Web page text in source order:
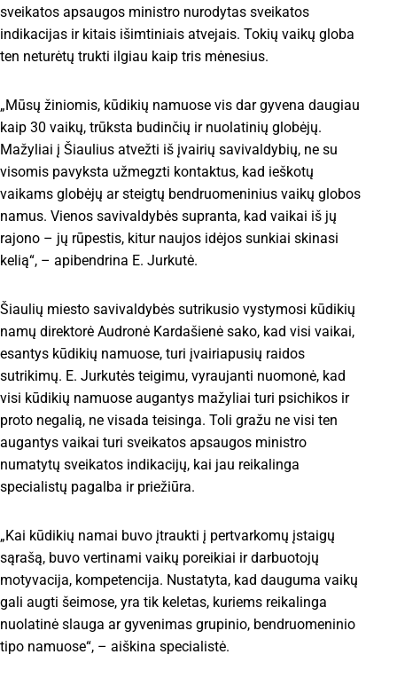
sveikatos apsaugos ministro nurodytas sveikatos
indikacijas ir kitais išimtiniais atvejais. Tokių vaikų globa
ten neturėtų trukti ilgiau kaip tris mėnesius.
„Mūsų žiniomis, kūdikių namuose vis dar gyvena daugiau
kaip 30 vaikų, trūksta budinčių ir nuolatinių globėjų.
Mažyliai į Šiaulius atvežti iš įvairių savivaldybių, ne su
visomis pavyksta užmegzti kontaktus, kad ieškotų
vaikams globėjų ar steigtų bendruomeninius vaikų globos
namus. Vienos savivaldybės supranta, kad vaikai iš jų
rajono – jų rūpestis, kitur naujos idėjos sunkiai skinasi
kelią“, – apibendrina E. Jurkutė.
Šiaulių miesto savivaldybės sutrikusio vystymosi kūdikių
namų direktorė Audronė Kardašienė sako, kad visi vaikai,
esantys kūdikių namuose, turi įvairiapusių raidos
sutrikimų. E. Jurkutės teigimu, vyraujanti nuomonė, kad
visi kūdikių namuose augantys mažyliai turi psichikos ir
proto negalią, ne visada teisinga. Toli gražu ne visi ten
augantys vaikai turi sveikatos apsaugos ministro
numatytų sveikatos indikacijų, kai jau reikalinga
specialistų pagalba ir priežiūra.
„Kai kūdikių namai buvo įtraukti į pertvarkomų įstaigų
sąrašą, buvo vertinami vaikų poreikiai ir darbuotojų
motyvacija, kompetencija. Nustatyta, kad dauguma vaikų
gali augti šeimose, yra tik keletas, kuriems reikalinga
nuolatinė slauga ar gyvenimas grupinio, bendruomeninio
tipo namuose“, – aiškina specialistė.